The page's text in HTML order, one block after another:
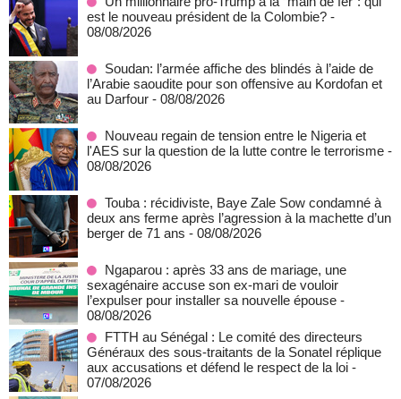
est le nouveau président de la Colombie? -
08/08/2026
Soudan: l’armée affiche des blindés à l’aide de
l’Arabie saoudite pour son offensive au Kordofan et
au Darfour - 08/08/2026
Nouveau regain de tension entre le Nigeria et
l'AES sur la question de la lutte contre le terrorisme -
08/08/2026
Touba : récidiviste, Baye Zale Sow condamné à
deux ans ferme après l’agression à la machette d’un
berger de 71 ans - 08/08/2026
Ngaparou : après 33 ans de mariage, une
sexagénaire accuse son ex-mari de vouloir
l’expulser pour installer sa nouvelle épouse -
08/08/2026
FTTH au Sénégal : Le comité des directeurs
Généraux des sous-traitants de la Sonatel réplique
aux accusations et défend le respect de la loi -
07/08/2026